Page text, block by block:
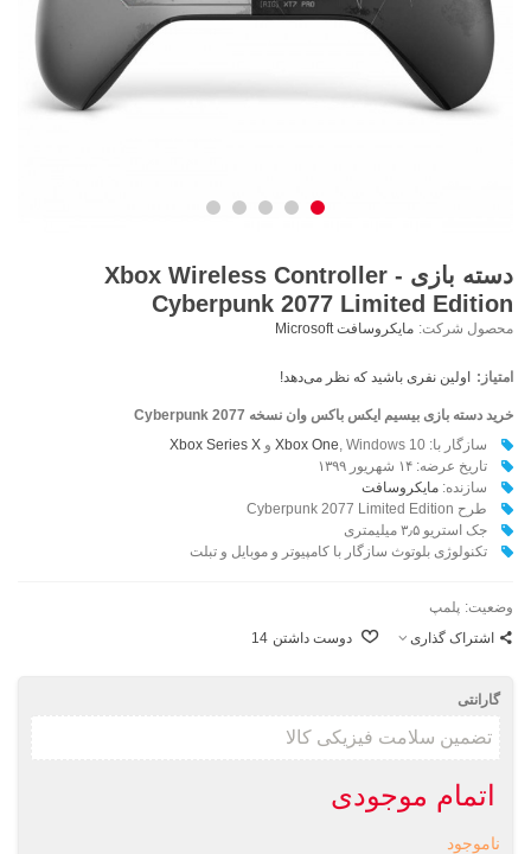
دسته بازی Xbox Wireless Controller -
Cyberpunk 2077 Limited Edition
محصول شرکت: مایکروسافت Microsoft
امتیاز: اولین نفری باشید که نظر می‌دهد!
خرید دسته بازی بیسیم ایکس باکس وان نسخه Cyberpunk 2077
سازگار با:
Xbox One , Windows 10 و
Xbox Series X
تاریخ عرضه: ۱۴ شهریور ۱۳۹۹
سازنده:مایکروسافت
طرح Cyberpunk 2077 Limited Edition
جک استریو ۳٫۵ میلیمتری
تکنولوژی بلوتوث سازگار با کامپیوتر و موبایل و تبلت
وضعیت: پلمپ
اشتراک گذاری
دوست داشتن 14
گارانتی
اتمام موجودی
ناموجود